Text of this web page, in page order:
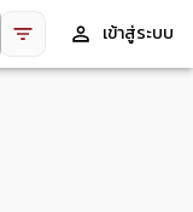
เข้าสู่ระบบ